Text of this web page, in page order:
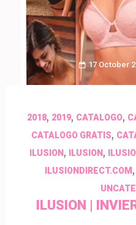
17 October
2018, 2019, CATALOGO,
CATALOGO GRATIS,
ILUSION , ILUSION ,
ILUSIONDIRECT.COM ,
ILUSION |